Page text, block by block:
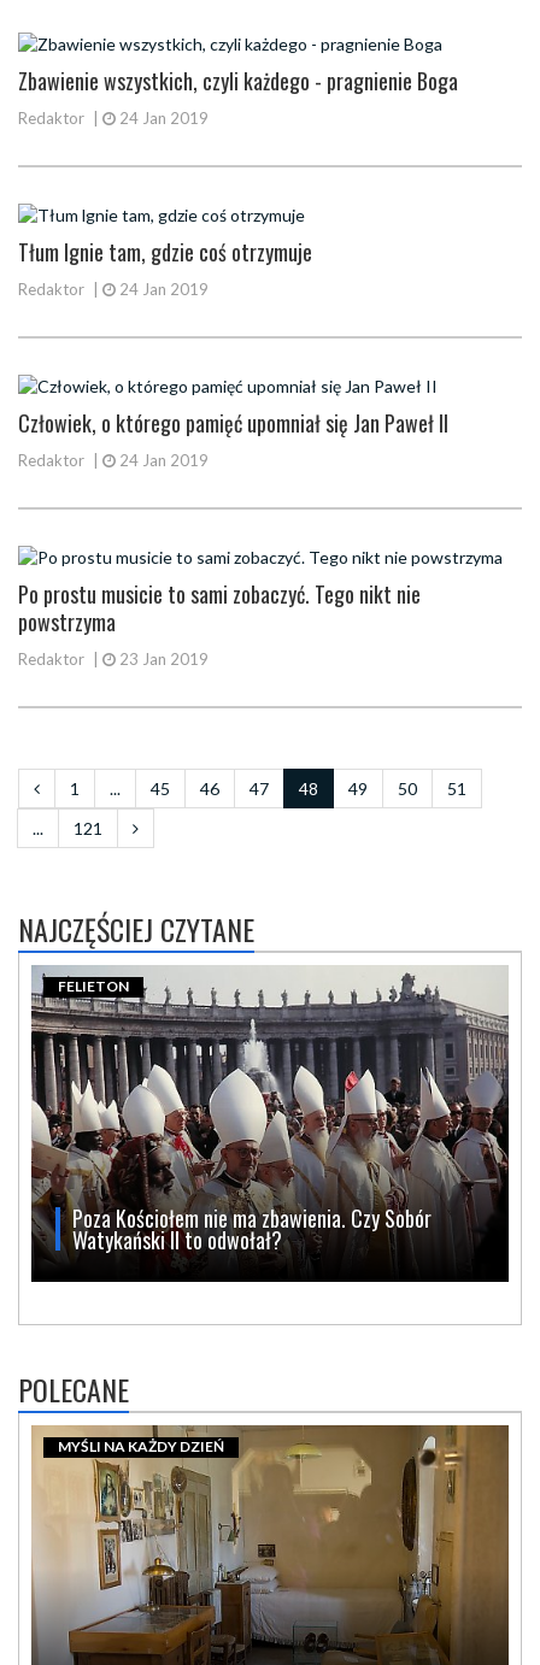
Zbawienie wszystkich, czyli każdego - pragnienie Boga
Redaktor 24 Jan 2019
Tłum lgnie tam, gdzie coś otrzymuje
Redaktor 24 Jan 2019
Człowiek, o którego pamięć upomniał się Jan Paweł II
Redaktor 24 Jan 2019
Po prostu musicie to sami zobaczyć. Tego nikt nie
powstrzyma
Redaktor 23 Jan 2019
1 ... 45 46 47 48 49 50
51
...
121
NAJCZĘŚCIEJ CZYTANE
Poza Kościołem nie ma zbawienia. Czy Sobór
Watykański II to odwołał?
FELIETON
POLECANE
MYŚLI NA KAŻDY DZIEŃ